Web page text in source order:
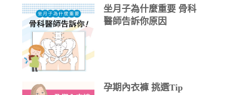
坐月子為什麼重要 骨科
醫師告訴你原因
孕期內衣褲 挑選Tip